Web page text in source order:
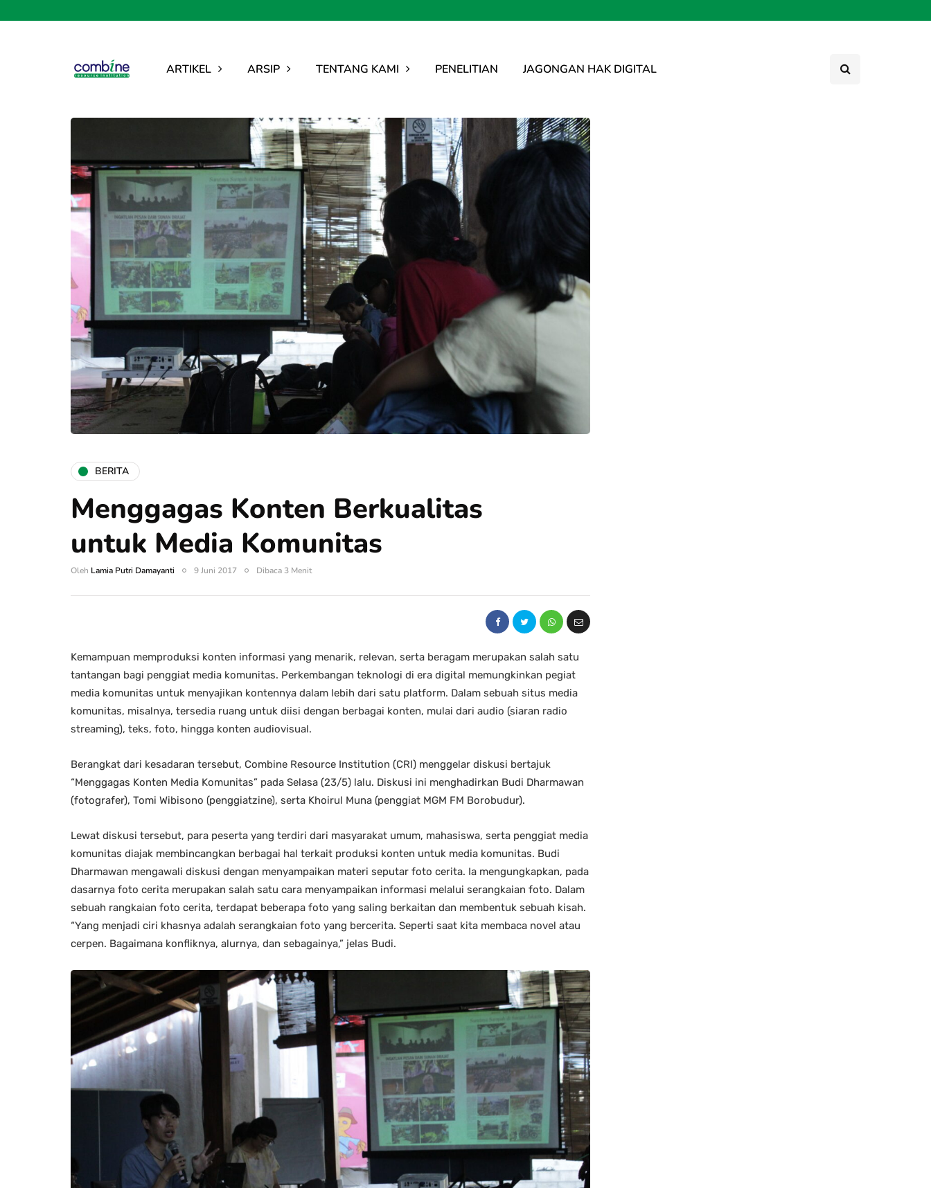
ARTIKEL ARSIP TENTANG KAMI PENELITIAN JAGONGAN HAK DIGITAL
BERITA
Menggagas Konten Berkualitas
untuk Media Komunitas
Oleh Lamia Putri Damayanti 9 Juni 2017 Dibaca 3 Menit
Kemampuan memproduksi konten informasi yang menarik, relevan, serta beragam merupakan salah satu
tantangan bagi penggiat media komunitas. Perkembangan teknologi di era digital memungkinkan pegiat
media komunitas untuk menyajikan kontennya dalam lebih dari satu platform. Dalam sebuah situs media
komunitas, misalnya, tersedia ruang untuk diisi dengan berbagai konten, mulai dari audio (siaran radio
streaming), teks, foto, hingga konten audiovisual.
Berangkat dari kesadaran tersebut, Combine Resource Institution (CRI) menggelar diskusi bertajuk
“Menggagas Konten Media Komunitas” pada Selasa (23/5) lalu. Diskusi ini menghadirkan Budi Dharmawan
(fotografer), Tomi Wibisono (penggiatzine), serta Khoirul Muna (penggiat MGM FM Borobudur).
Lewat diskusi tersebut, para peserta yang terdiri dari masyarakat umum, mahasiswa, serta penggiat media
komunitas diajak membincangkan berbagai hal terkait produksi konten untuk media komunitas. Budi
Dharmawan mengawali diskusi dengan menyampaikan materi seputar foto cerita. Ia mengungkapkan, pada
dasarnya foto cerita merupakan salah satu cara menyampaikan informasi melalui serangkaian foto. Dalam
sebuah rangkaian foto cerita, terdapat beberapa foto yang saling berkaitan dan membentuk sebuah kisah.
“Yang menjadi ciri khasnya adalah serangkaian foto yang bercerita. Seperti saat kita membaca novel atau
cerpen. Bagaimana konfliknya, alurnya, dan sebagainya,” jelas Budi.